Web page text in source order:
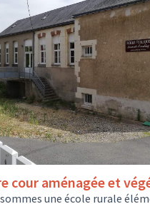
cour aménagée et
une école rurale